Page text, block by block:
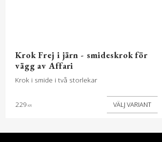
Krok Frej i järn - smideskrok för
vägg av Affari
Krok i smide i två storlekar
229 KR